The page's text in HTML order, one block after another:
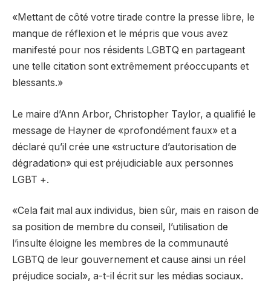
«Mettant de côté votre tirade contre la presse libre, le
manque de réflexion et le mépris que vous avez
manifesté pour nos résidents LGBTQ en partageant
une telle citation sont extrêmement préoccupants et
blessants.»
Le maire d’Ann Arbor, Christopher Taylor, a qualifié le
message de Hayner de «profondément faux» et a
déclaré qu’il crée une «structure d’autorisation de
dégradation» qui est préjudiciable aux personnes
LGBT +.
«Cela fait mal aux individus, bien sûr, mais en raison de
sa position de membre du conseil, l’utilisation de
l’insulte éloigne les membres de la communauté
LGBTQ de leur gouvernement et cause ainsi un réel
préjudice social», a-t-il écrit sur les médias sociaux.